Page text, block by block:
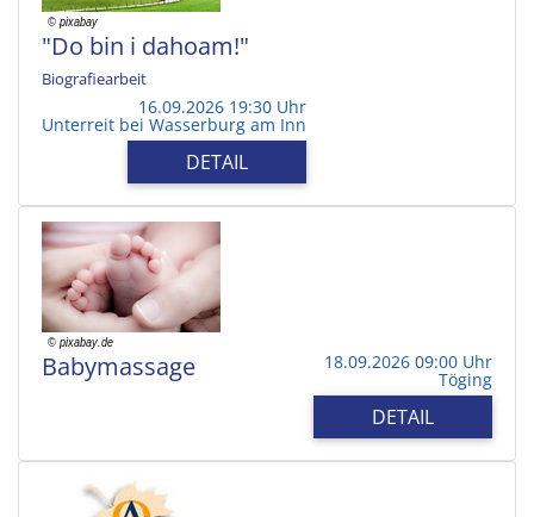
"Do bin i dahoam!"
Biografiearbeit
16.09.2026 19:30 Uhr
Unterreit bei Wasserburg am Inn
DETAIL
Babymassage 18.09.2026 09:00 Uhr
Töging
DETAIL